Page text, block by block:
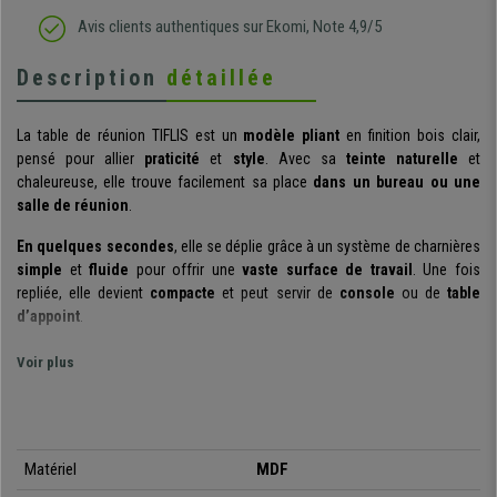
Avis clients authentiques sur Ekomi, Note 4,9/5
Description détaillée
La table de réunion TIFLIS est un modèle pliant en finition bois clair,
pensé pour allier praticité et style. Avec sa teinte naturelle et
chaleureuse, elle trouve facilement sa place dans un bureau ou une
salle de réunion.
En quelques secondes, elle se déplie grâce à un système de charnières
simple etfluide pour offrir unevaste surface de travail . Une fois
repliée, elle devient compacte et peut servir de console ou de table
d’appoint.
Fabriquée en
Les pieds réglables permettent de l’adapter aux sols irréguliers
Voir plus
Matériel MDF